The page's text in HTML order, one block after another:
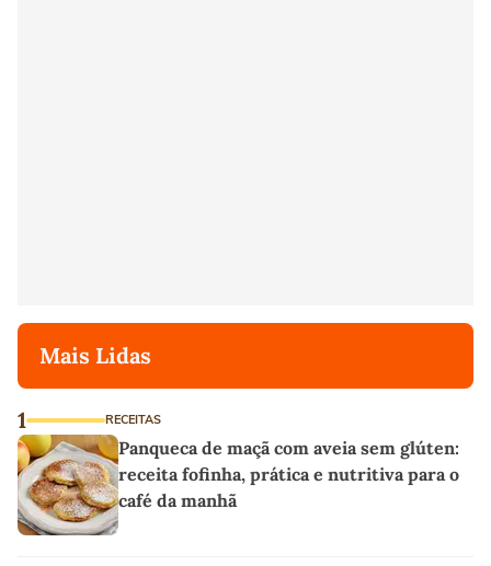
Mais Lidas
1 RECEITAS
Panqueca de maçã com aveia sem glúten:
receita fofinha, prática e nutritiva para o
café da manhã